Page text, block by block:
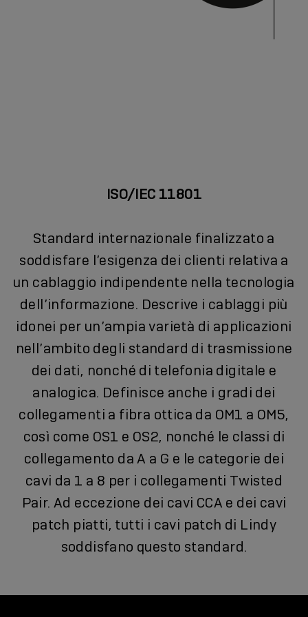
ISO/IEC 11801
Standard internazionale finalizzato a
soddisfare l’esigenza dei clienti relativa a
un cablaggio indipendente nella tecnologia
dell’informazione. Descrive i cablaggi più
idonei per un’ampia varietà di applicazioni
nell’ambito degli standard di trasmissione
dei dati, nonché di telefonia digitale e
analogica. Definisce anche i gradi dei
collegamenti a fibra ottica da OM1 a OM5,
così come OS1 e OS2, nonché le classi di
collegamento da A a G e le categorie dei
cavi da 1 a 8 per i collegamenti Twisted
Pair. Ad eccezione dei cavi CCA e dei cavi
patch piatti, tutti i cavi patch di Lindy
soddisfano questo standard.